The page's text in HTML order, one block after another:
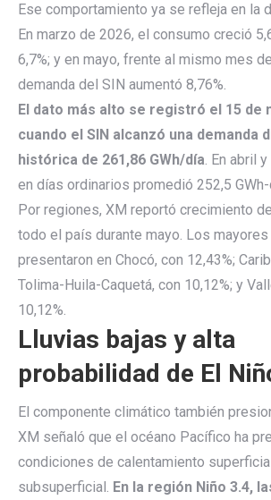
Ese comportamiento ya se refleja en la
En marzo de 2026, el consumo creció
6,7%; y en mayo, frente al mismo mes
demanda del SIN aumentó 8,76%.
El dato más alto se registró el 15 de
cuando el SIN alcanzó una demanda
histórica de 261,86 GWh/día. En abril
en días ordinarios promedió 252,5 GWh-
Por regiones, XM reportó crecimiento
todo el país durante mayo. Los
presentaron en Chocó, con 12,43%;
Tolima-Huila-Caquetá, con 10,12%; y
10,12%.
Lluvias bajas y alta
probabilidad de El
El componente climático también
XM señaló que el océano Pacífico ha
condiciones de calentamiento
subsuperficial. En la región Niño 3.4,